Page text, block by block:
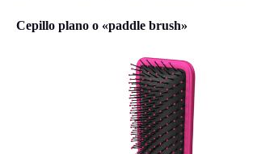
Cepillo plano o «paddle brush»